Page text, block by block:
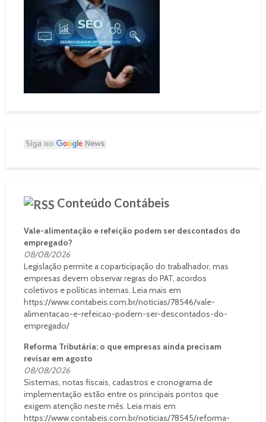
Conteúdo Contábeis
Vale-alimentação e refeição podem ser descontados do
empregado?
08/08/2026
Legislação permite a coparticipação do trabalhador, mas
empresas devem observar regras do PAT, acordos
coletivos e políticas internas. Leia mais em
https://www.contabeis.com.br/noticias/78546/vale-
alimentacao-e-refeicao-podem-ser-descontados-do-
empregado/
Reforma Tributária: o que empresas ainda precisam
revisar em agosto
08/08/2026
Sistemas, notas fiscais, cadastros e cronograma de
implementação estão entre os principais pontos que
exigem atenção neste mês. Leia mais em
https://www.contabeis.com.br/noticias/78545/reforma-